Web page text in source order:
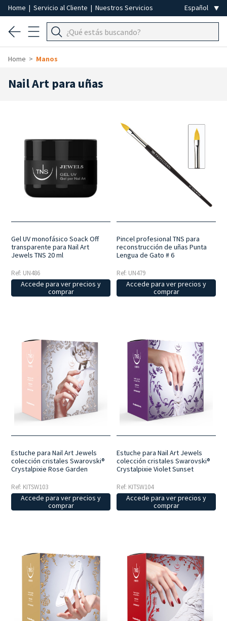
Home | Servicio al Cliente | Nuestros Servicios
Home Manos
Nail Art para uñas
Gel UV monofásico Soack Off
transparente para Nail Art
Jewels TNS 20 ml
Ref: UN486
Accede para ver precios y
comprar
Pincel profesional TNS para
reconstrucción de uñas Punta
Lengua de Gato # 6
Ref: UN479
Accede para ver precios y
comprar
Estuche para Nail Art Jewels
colección cristales Swarovski®
Crystalpixie Rose Garden
Ref: KITSW103
Accede para ver precios y
comprar
Estuche para Nail Art Jewels
colección cristales Swarovski®
Crystalpixie Violet Sunset
Ref: KITSW104
Accede para ver precios y
comprar